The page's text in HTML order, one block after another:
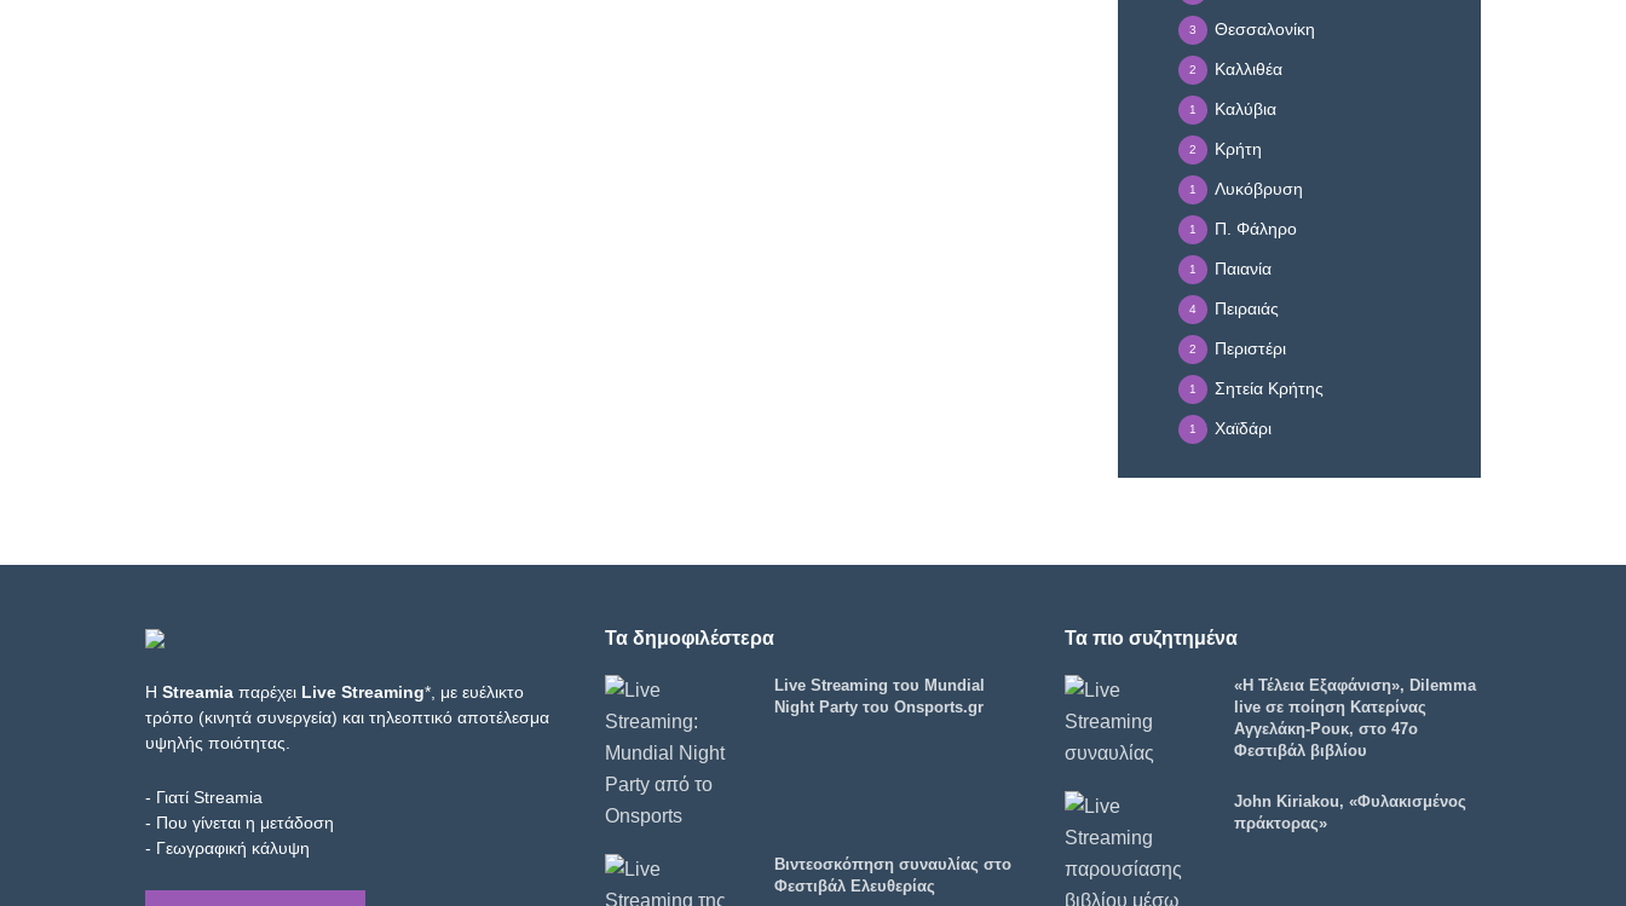
Θεσσαλονίκη
3
Καλλιθέα
2
Καλύβια
1
Κρήτη
2
Λυκόβρυση
1
Π. Φάληρο
1
Παιανία
1
Πειραιάς
4
Περιστέρι
2
Σητεία Κρήτης
1
Χαϊδάρι
1
Η Streamia παρέχει Live Streaming*, με ευέλικτο
τρόπο (κινητά συνεργεία) και τηλεοπτικό αποτέλεσμα
υψηλής ποιότητας.
- Γιατί Streamia
- Που γίνεται η μετάδοση
- Γεωγραφική κάλυψη
Τα δημοφιλέστερα
Live Streaming του Mundial
Night Party του Onsports.gr
Βιντεοσκόπηση συναυλίας στο
Φεστιβάλ Ελευθερίας
Τα πιο συζητημένα
«Η Τέλεια Εξαφάνιση», Dilemma
live σε ποίηση Κατερίνας
Αγγελάκη-Ρουκ, στο 47ο
Φεστιβάλ βιβλίου
John Kiriakou, «Φυλακισμένος
πράκτορας»